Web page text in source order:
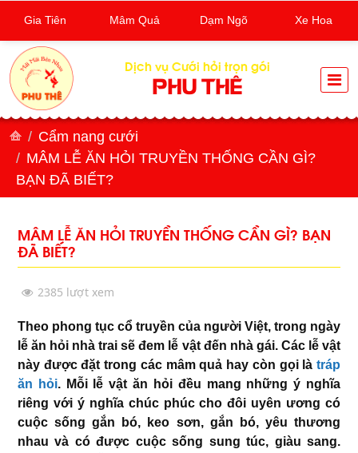
Dịch vụ Cưới hỏi trọn gói
PHU THÊ
Cẩm nang cưới
MÂM LỄ ĂN HỎI TRUYỀN THỐNG CẦN GÌ?
BẠN ĐÃ BIẾT?
MÂM LỄ ĂN HỎI TRUYỀN THỐNG CẦN GÌ? BẠN
ĐÃ BIẾT?
2385 lượt xem
Theo phong tục cổ truyền của người Việt, trong ngày
lễ ăn hỏi nhà trai sẽ đem lễ vật đến nhà gái. Các lễ vật
này được đặt trong các mâm quả hay còn gọi là tráp
ăn hỏi. Mỗi lễ vật ăn hỏi đều mang những ý nghĩa
riêng với ý nghĩa chúc phúc cho đôi uyên ương có
cuộc sống gắn bó, keo sơn, gắn bó, yêu thương
nhau và có được cuộc sống sung túc, giàu sang.
Gia Tiên Mâm Quả Dạm Ngõ Xe Hoa